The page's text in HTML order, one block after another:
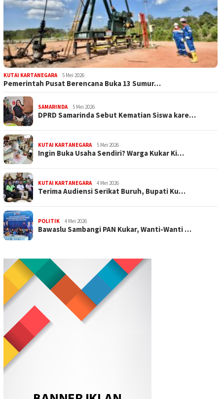
KUTAI KARTANEGARA 5 Mei 2026
Pemerintah Pusat Berencana Buka 13 Sumur…
SAMARINDA 5 Mei 2026
DPRD Samarinda Sebut Kematian Siswa kare…
KUTAI KARTANEGARA 5 Mei 2026
Ingin Buka Usaha Sendiri? Warga Kukar Ki…
KUTAI KARTANEGARA 4 Mei 2026
Terima Audiensi Serikat Buruh, Bupati Ku…
POLITIK 4 Mei 2026
Bawaslu Sambangi PAN Kukar, Wanti-Wanti …